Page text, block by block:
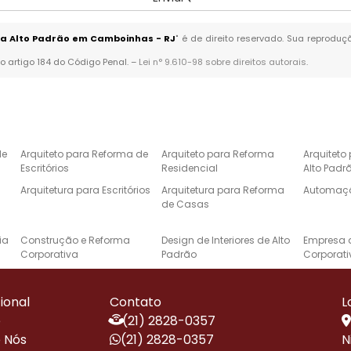
Padrão em Camboinhas - RJ" é de direito reservado. Sua
artigo 184 do Código Penal. – Lei n° 9.610-98 sobre direitos autorais.
Arquiteto para Reforma de
Escritórios
Arquiteto para Reforma
Residencial
Arquiteto
Alto
Arquitetura para Escritórios
Arquitetura para Reforma
de Casas
Construção e Reforma
Corporativa
Design de Interiores de Alto
Padrão
Empresa
Projetos de Arquitetura de
Residencial
Reforma de Escritório Reforma e Construção de
Contato
(21) 2828-0357
(21) 2828-0357